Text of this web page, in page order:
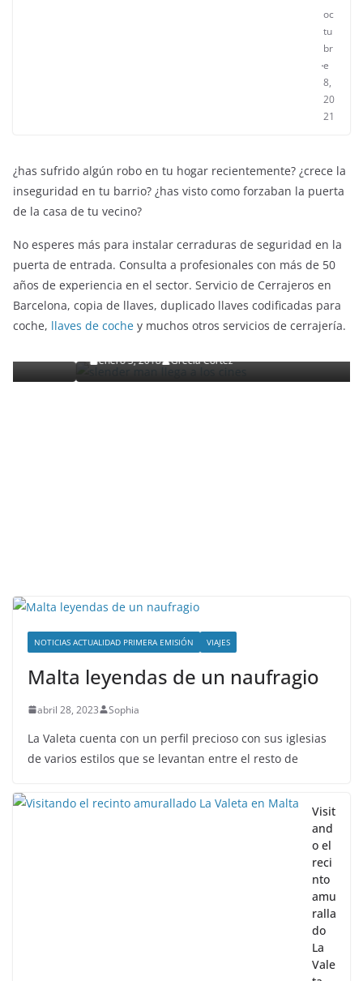
oc
tu
br
e
8,
20
21
¿has sufrido algún robo en tu hogar recientemente? ¿crece la
inseguridad en tu barrio? ¿has visto como forzaban la puerta
de la casa de tu vecino?
No esperes más para instalar cerraduras de seguridad en la
puerta de entrada. Consulta a profesionales con más de 50
años de experiencia en el sector. Servicio de Cerrajeros en
Barcelona, copia de llaves, duplicado llaves codificadas para
coche, llaves de coche y muchos otros servicios de cerrajería.
ENTRETENIMIENTO Y CURIOSIDADES LIBROS CINE Y TV
Slender Man llega al cine y te mostramos todos los
detalles
enero 3, 2018 Grecia Cortez
NOTICIAS ACTUALIDAD PRIMERA EMISIÓN VIAJES
Malta leyendas de un naufragio
abril 28, 2023 Sophia
La Valeta cuenta con un perfil precioso con sus iglesias
de varios estilos que se levantan entre el resto de
Visit
and
o el
reci
nto
amu
ralla
do
La
Vale